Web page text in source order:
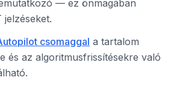
— ez önmagában
jelzéseket.
csomaggal a tartalom
és az algoritmusfrissítésekre való